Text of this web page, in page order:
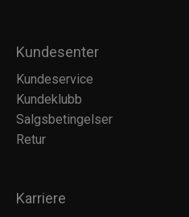
Kundesenter
Kundeservice
Kundeklubb
Salgsbetingelser
Retur
Karriere